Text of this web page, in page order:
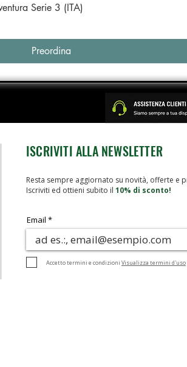
Vista rapida
Serie 3 (ITA)
Preordina
Email
Accetto termini e condizioni Visualizza termini d'uso
ISCRIVITI ALLA NEWSLETTER
Resta sempre aggiornato su novità, offerte e
Iscriviti ed ottieni subito il 10% di sconto!